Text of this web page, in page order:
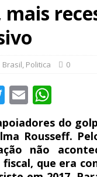
Brasil, Politica 0
T
w
it
te
r
E
m
ai
l
h
at
s
A
do
Rousseff.
não
que era